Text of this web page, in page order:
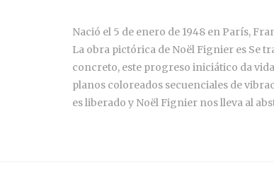
Nació el 5 de enero de 1948 en París,
La obra pictórica de Noël Fignier es Se
concreto, este progreso iniciático da
planos coloreados secuenciales de
es liberado y Noël Fignier nos lleva al